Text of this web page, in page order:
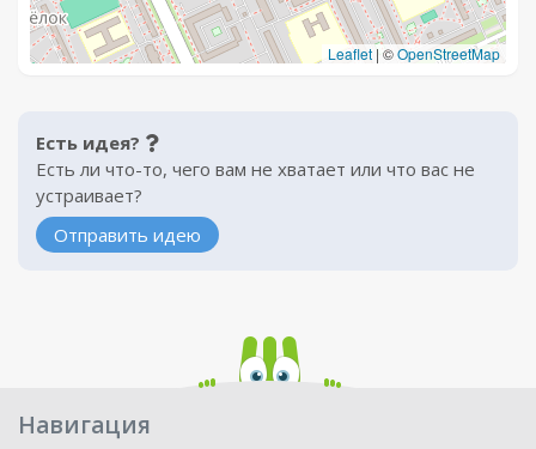
Leaflet | ©OpenStreetMap
Есть идея?
Есть ли что-то, чего вам не хватает или что вас не
устраивает?
Отправить идею
Навигация